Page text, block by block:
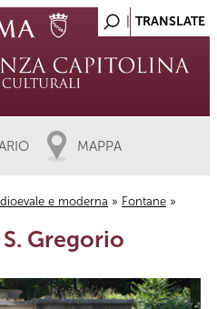
MAPPA
e moderna » Fontane »
Gregorio